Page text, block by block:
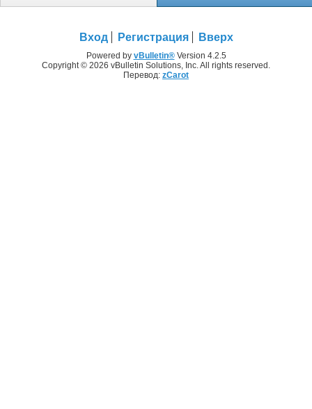
Вход Регистрация Вверх
Powered by vBulletin®Version 4.2.5
Copyright © 2026 vBulletin Solutions, Inc. All rights reserved.
Перевод: zCarot